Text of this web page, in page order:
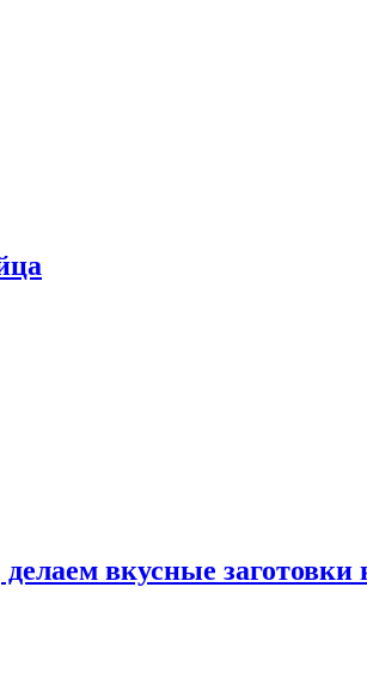
вкусные заготовки